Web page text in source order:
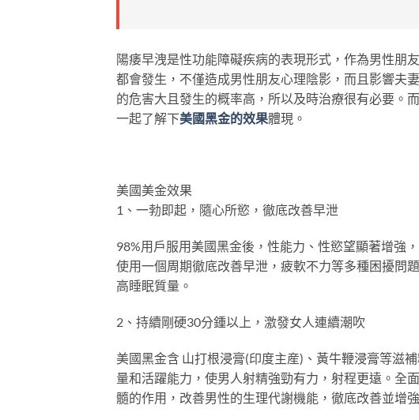
陽痿早洩是性功能障礙疾病的表現形式，作為男性朋
都會發生，不僅造成男性朋友心理陰影，而且影響夫
的危害大且發生的概率高，所以及時治療很有必要。
一起了解下美國黑金的效果體現。
美國美金效果
1、一勃即起，隨心所慾，徹底改善早泄
98%用戶服用美國黑金後，性能力、性慾望顯著增強
使用一個周期徹底改善早泄，疲軟不力等多種困擾問
高睡眠質量。
2、持續剛硬30分鍾以上，激發女人連續潮吹
美國黑金含 山打根浸膏(印度主産)、黃牛鞭浸膏等滋
量和活躍能力，使男人射精強勁有力，射程更遠。全
髓的作用，改善男性的生理代謝機能，徹底改善並增